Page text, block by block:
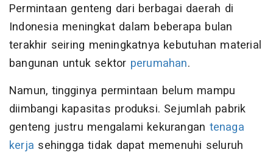
Permintaan genteng dari berbagai daerah di
Indonesia meningkat dalam beberapa bulan
terakhir seiring meningkatnya kebutuhan material
bangunan untuk sektor perumahan.
Namun, tingginya permintaan belum mampu
diimbangi kapasitas produksi. Sejumlah pabrik
genteng justru mengalami kekurangan tenaga
kerja sehingga tidak dapat memenuhi seluruh